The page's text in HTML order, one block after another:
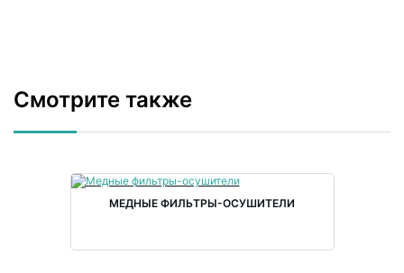
Смотрите также
МЕДНЫЕ ФИЛЬТРЫ-ОСУШИТЕЛИ